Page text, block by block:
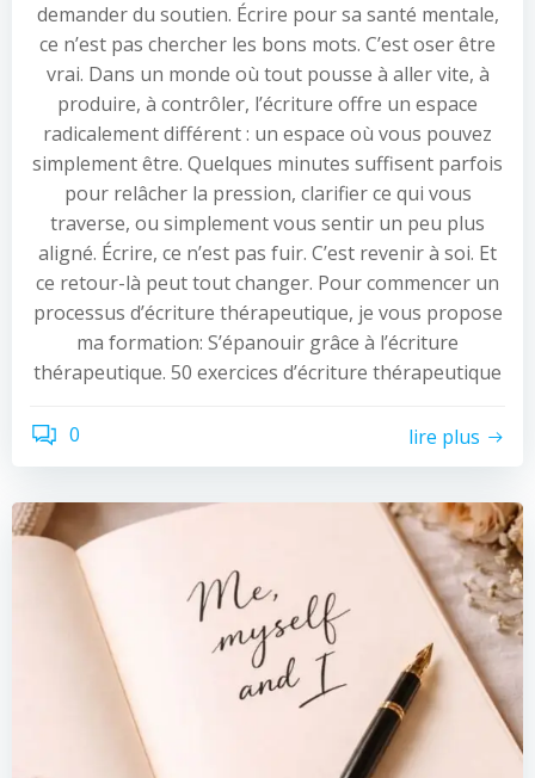
demander du soutien. Écrire pour sa santé mentale,
ce n’est pas chercher les bons mots. C’est oser être
vrai. Dans un monde où tout pousse à aller vite, à
produire, à contrôler, l’écriture offre un espace
radicalement différent : un espace où vous pouvez
simplement être. Quelques minutes suffisent parfois
pour relâcher la pression, clarifier ce qui vous
traverse, ou simplement vous sentir un peu plus
aligné. Écrire, ce n’est pas fuir. C’est revenir à soi. Et
ce retour-là peut tout changer. Pour commencer un
processus d’écriture thérapeutique, je vous propose
ma formation: S’épanouir grâce à l’écriture
thérapeutique. 50 exercices d’écriture thérapeutique
0 lire plus